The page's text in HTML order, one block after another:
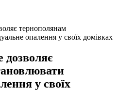
тернополянам
опалення у своїх домівках
дозволяє
у своїх